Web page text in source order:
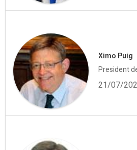
Ximo Puig
President
21/07/